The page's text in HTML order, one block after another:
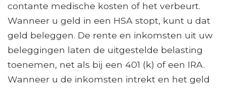
contante medische kosten of het verbeurt.
Wanneer u geld in een HSA stopt, kunt u dat
geld beleggen. De rente en inkomsten uit uw
beleggingen laten de uitgestelde belasting
toenemen, net als bij een 401 (k) of een IRA.
Wanneer u de inkomsten intrekt en het geld